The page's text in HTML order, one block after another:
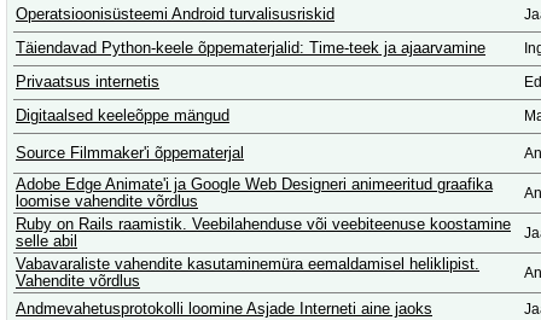
Operatsioonisüsteemi Android turvalisusriskid
Täiendavad Python-keele õppematerjalid: Time-teek ja ajaarvamine
Privaatsus internetis
Digitaalsed keeleõppe mängud
Source Filmmaker'i õppematerjal
Adobe Edge Animate'i ja Google Web Designeri animeeritud graafika
loomise vahendite võrdlus
Ruby on Rails raamistik. Veebilahenduse või veebiteenuse koostamine
selle abil
Vabavaraliste vahendite kasutaminemüra eemaldamisel heliklipist.
Vahendite võrdlus
Andmevahetusprotokolli loomine Asjade Interneti aine jaoks